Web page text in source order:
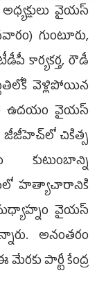
వైయ‌స్
గుంటూరు,
కార్యకర్త, రౌడీ
వెళ్లిపోయిన
ఉదయం వైయస్
జీజీహెచ్‌లో చికిత్స
హత్యాచారానికి
మధ్యాహ్నం వైయస్
అనంతరం
పార్టీ కేంద్ర